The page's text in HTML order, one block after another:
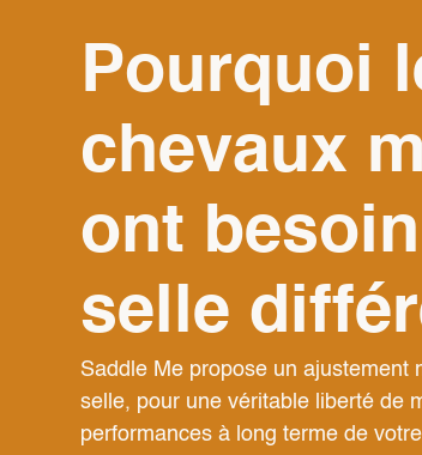
Pourquoi
chevaux
ont
selle
Saddle Me propose un ajustement
selle, pour une véritable liberté de
performances à long terme de